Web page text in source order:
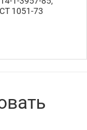
1051-73